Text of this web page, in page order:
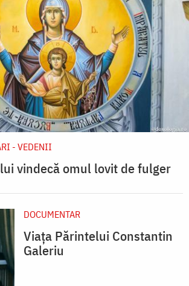
- VEDENII
vindecă omul lovit de fulger
DOCUMENTAR
Viața Părintelui Constantin
Galeriu